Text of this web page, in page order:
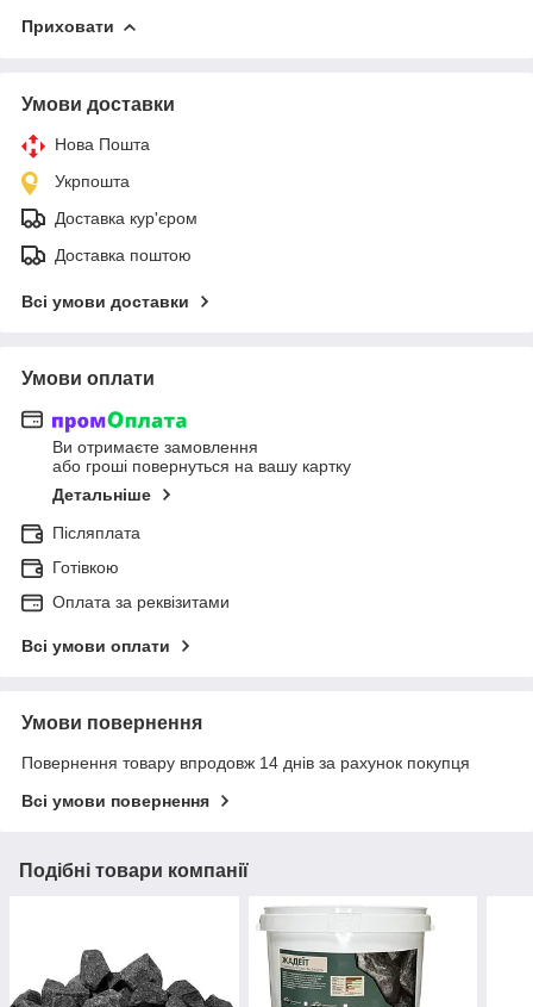
Приховати
Умови доставки
Нова Пошта
Укрпошта
Доставка кур'єром
Доставка поштою
Всі умови доставки
Умови оплати
Ви отримаєте замовлення
або гроші повернуться на вашу картку
Детальніше
Післяплата
Готівкою
Оплата за реквізитами
Всі умови оплати
Умови повернення
Повернення товару впродовж 14 днів за рахунок покупця
Всі умови повернення
Подібні товари компанії